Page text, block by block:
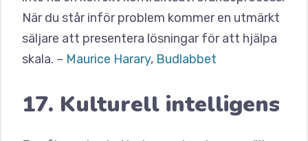
När du står inför problem kommer en utmärkt
säljare att presentera lösningar för att hjälpa
skala. – Maurice Harary, Budlabbet
17. Kulturell intelligens